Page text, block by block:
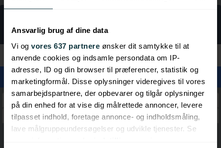
Ansvarlig brug af dine data
Vi og vores 637 partnere ønsker dit samtykke til at
anvende cookies og indsamle persondata om IP-
adresse, ID og din browser til præferencer, statistik og
marketingformål. Disse oplysninger videregives til vores
samarbejdspartnere, der opbevarer og tilgår oplysninger
på din enhed for at vise dig målrettede annoncer, levere
tilpasset indhold, foretage annonce- og indholdsmåling,
lave målgruppeundersøgelser og udvikle tjenester. Se
Rejser
Kategorier
Snemeldinger
Schweiz